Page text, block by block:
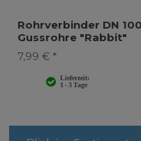
Rohrverbinder DN
Gussrohre "Rabbit"
7,99 € *